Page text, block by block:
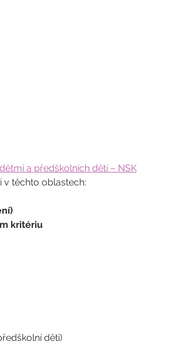
a předškolních dětí – NSK
v těchto oblastech:
kritériu
děti)